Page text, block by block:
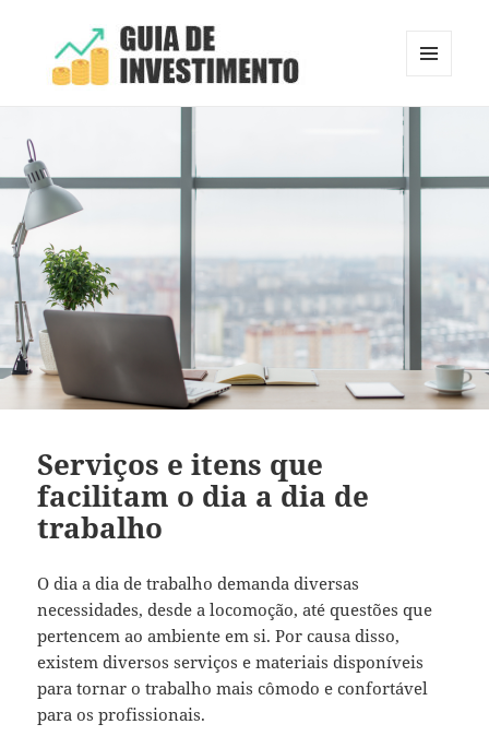
Serviços e itens que
facilitam o dia a dia de
trabalho
O dia a dia de trabalho demanda diversas
necessidades, desde a locomoção, até questões que
pertencem ao ambiente em si. Por causa disso,
existem diversos serviços e materiais disponíveis
para tornar o trabalho mais cômodo e confortável
para os profissionais.